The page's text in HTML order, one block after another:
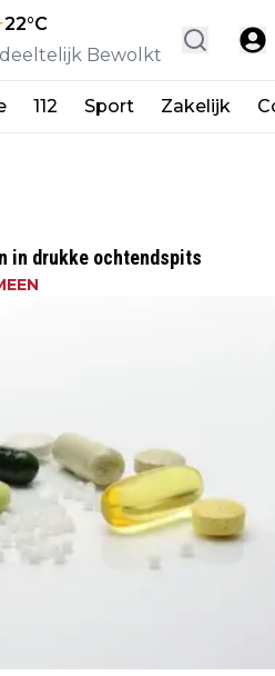
22°C
Bewolkt
112 Sport Zakelijk
in drukke ochtendspits